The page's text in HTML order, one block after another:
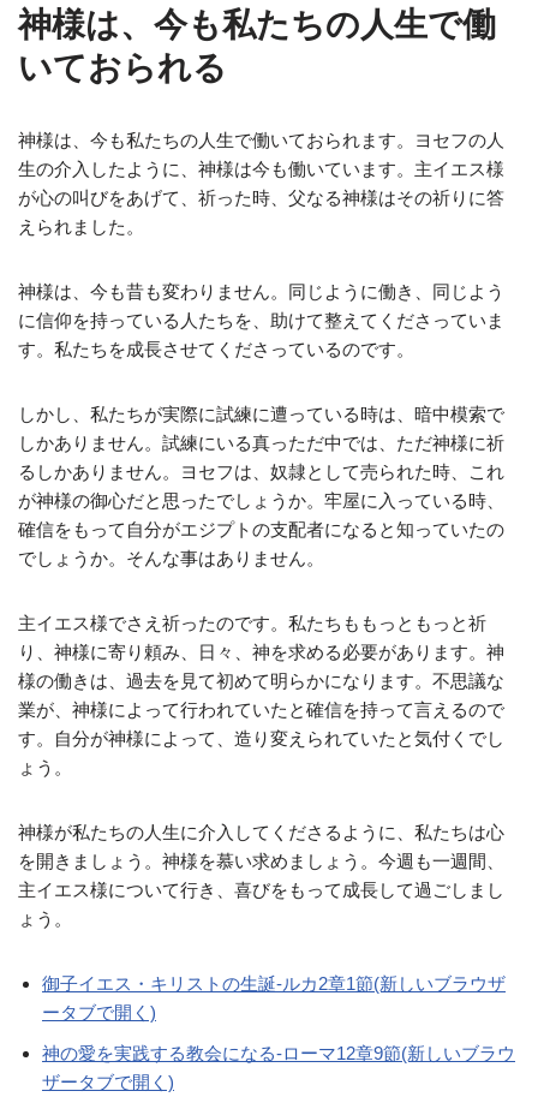
神様は、今も私たちの人生で働
いておられる
神様は、今も私たちの人生で働いておられます。ヨセフの人
生の介入したように、神様は今も働いています。主イエス様
が心の叫びをあげて、祈った時、父なる神様はその祈りに答
えられました。
神様は、今も昔も変わりません。同じように働き、同じよう
に信仰を持っている人たちを、助けて整えてくださっていま
す。私たちを成長させてくださっているのです。
しかし、私たちが実際に試練に遭っている時は、暗中模索で
しかありません。試練にいる真っただ中では、ただ神様に祈
るしかありません。ヨセフは、奴隷として売られた時、これ
が神様の御心だと思ったでしょうか。牢屋に入っている時、
確信をもって自分がエジプトの支配者になると知っていたの
でしょうか。そんな事はありません。
主イエス様でさえ祈ったのです。私たちももっともっと祈
り、神様に寄り頼み、日々、神を求める必要があります。神
様の働きは、過去を見て初めて明らかになります。不思議な
業が、神様によって行われていたと確信を持って言えるので
す。自分が神様によって、造り変えられていたと気付くでし
ょう。
神様が私たちの人生に介入してくださるように、私たちは心
を開きましょう。神様を慕い求めましょう。今週も一週間、
主イエス様について行き、喜びをもって成長して過ごしまし
ょう。
御子イエス・キリストの生誕-ルカ2章1節(新しいブラウザ
ータブで開く)
神の愛を実践する教会になる-ローマ12章9節(新しいブラウ
ザータブで開く)